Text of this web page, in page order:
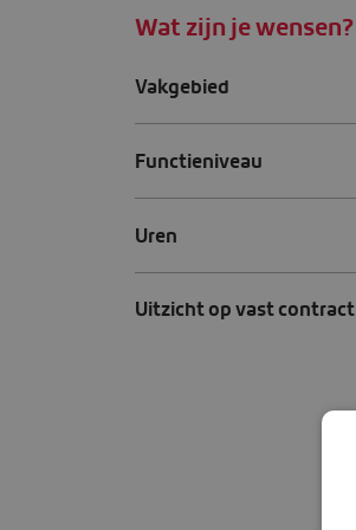
Wat zijn je wensen?
Vakgebied
Functieniveau
Uren
Uitzicht op vast contract